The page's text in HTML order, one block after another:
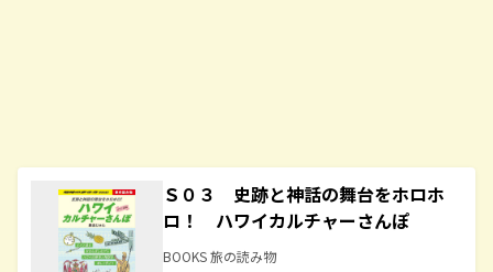
Ｓ０３ 史跡と神話の舞台をホロホ
ロ！ ハワイカルチャーさんぽ
BOOKS 旅の読み物